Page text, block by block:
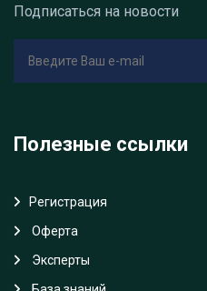
Подписаться на новости
Полезные ссылки
Регистрация
Oферта
Эксперты